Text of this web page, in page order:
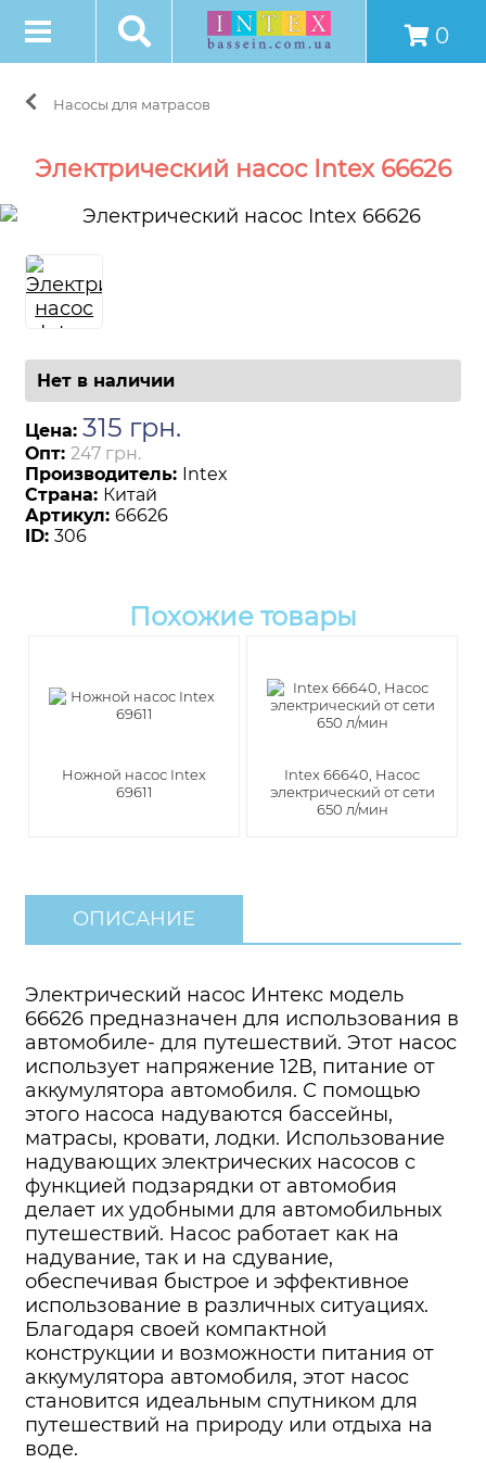
0
Насосы для матрасов
Электрический насос Intex 66626
Нет в наличии
Цена: 315 грн.
Опт: 247 грн.
Производитель: Intex
Страна: Китай
Артикул: 66626
ID: 306
Похожие товары
Ножной насос Intex
69611
Intex 66640, Насос
электрический от сети
650 л/мин
ОПИСАНИЕ
Электрический насос Интекс модель
66626 предназначен для использования в
автомобиле- для путешествий. Этот насос
использует напряжение 12В, питание от
аккумулятора автомобиля. С помощью
этого насоса надуваются бассейны,
матрасы, кровати, лодки. Использование
надувающих электрических насосов с
функцией подзарядки от автомобия
делает их удобными для автомобильных
путешествий. Насос работает как на
надувание, так и на сдувание,
обеспечивая быстрое и эффективное
использование в различных ситуациях.
Благодаря своей компактной
конструкции и возможности питания от
аккумулятора автомобиля, этот насос
становится идеальным спутником для
путешествий на природу или отдыха на
воде.